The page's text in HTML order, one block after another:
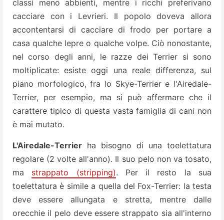
classi meno abbienti, mentre i ricchi preferivano
cacciare con i Levrieri. Il popolo doveva allora
accontentarsi di cacciare di frodo per portare a
casa qualche lepre o qualche volpe. Ciò nonostante,
nel corso degli anni, le razze dei Terrier si sono
moltiplicate: esiste oggi una reale differenza, sul
piano morfologico, fra lo Skye-Terrier e l'Airedale-
Terrier, per esempio, ma si può affermare che il
carattere tipico di questa vasta famiglia di cani non
è mai mutato.
L'Airedale-Terrier ha bisogno di una toelettatura
regolare (2 volte all'anno). Il suo pelo non va tosato,
ma strappato (stripping). Per il resto la sua
toelettatura è simile a quella del Fox-Terrier: la testa
deve essere allungata e stretta, mentre dalle
orecchie il pelo deve essere strappato sia all'interno